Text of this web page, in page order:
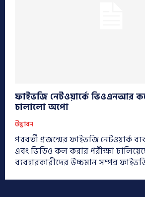
ফাইভজি নেটওয়ার্কে ভিওএনআর
চালালো অপো
উদ্ভাবন
পরবর্তী প্রজন্মের ফাইভজি নেটওয়ার্ক
এবং ভিডিও কল করার পরীক্ষা
ব্যবহারকারীদের উচ্চমান সম্পন্ন